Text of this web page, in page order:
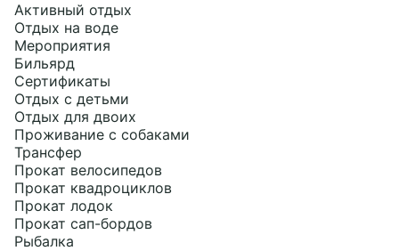
Подробнее
Активный отдых
Отдых на воде
Мероприятия
Бильярд
Сертификаты
Отдых с детьми
Отдых для двоих
Проживание с собаками
Трансфер
Прокат велосипедов
Прокат квадроциклов
Прокат лодок
Прокат сап-бордов
Рыбалка